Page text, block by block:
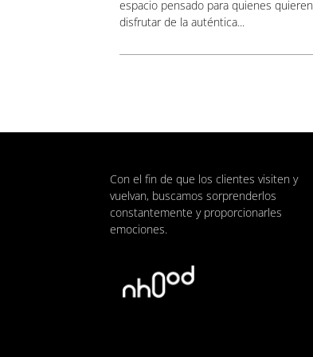
espacio pensado para quienes quieren
disfrutar de la auténtica...
Con el fin de que los clientes visiten y
vuelvan, buscamos sorprenderlos
constantemente y proporcionarles
emociones.